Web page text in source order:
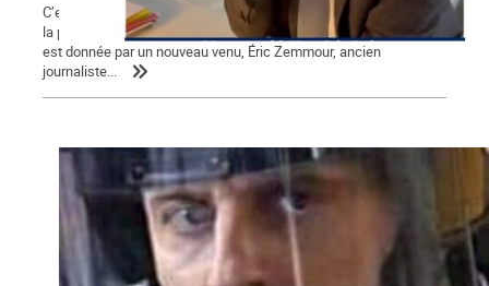
C’est une campagne présidentielle encore plus nauséabonde que
la précédente. Une campagne « à droite toute » dont la mesure
est donnée par un nouveau venu, Éric Zemmour, ancien
journaliste...